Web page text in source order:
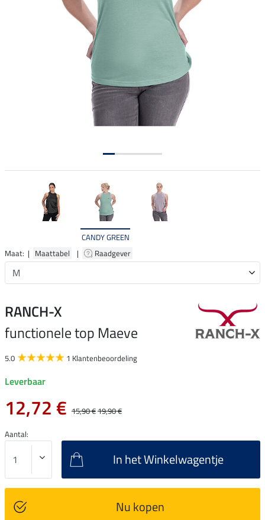
CANDY GREEN
Maat: | Maattabel | Raadgever
RANCH-X
functionele top Maeve
5.0 1 Klantenbeoordeling
Leverbaar
12,72 € 15,90 €19,90 €
Aantal:
In het Winkelwagentje
Nu kopen